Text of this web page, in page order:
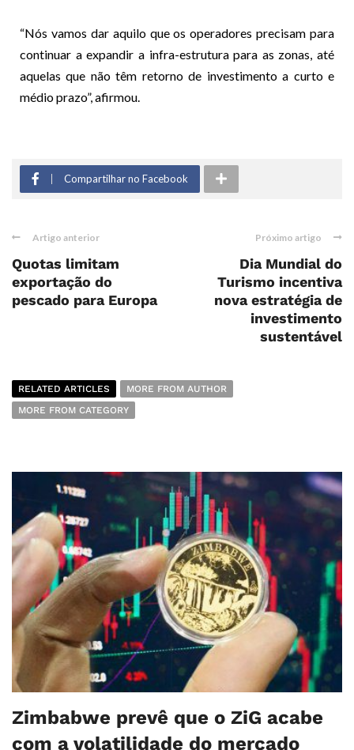
“Nós vamos dar aquilo que os operadores precisam para
continuar a expandir a infra-estrutura para as zonas, até
aquelas que não têm retorno de investimento a curto e
médio prazo”, afirmou.
Compartilhar no Facebook
Artigo anterior
Quotas limitam
exportação do
pescado para Europa
Próximo artigo
Dia Mundial do
Turismo incentiva
nova estratégia de
investimento
sustentável
RELATED ARTICLES
MORE FROM AUTHOR
MORE FROM CATEGORY
Zimbabwe prevê que o ZiG acabe
com a volatilidade do mercado